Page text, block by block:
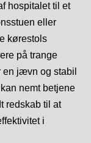
hospitalet til et
eller
kørestols
på trange
en jævn og stabil
nemt betjene
redskab til at
i